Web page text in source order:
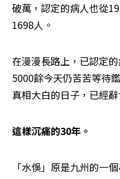
破萬，認定的病人也從
1698人。
在漫漫長路上，已認定
5000餘今天仍苦苦等待
真相大白的日子，已經辭
這樣沉痛的30年。
「水俁」原是九州的一